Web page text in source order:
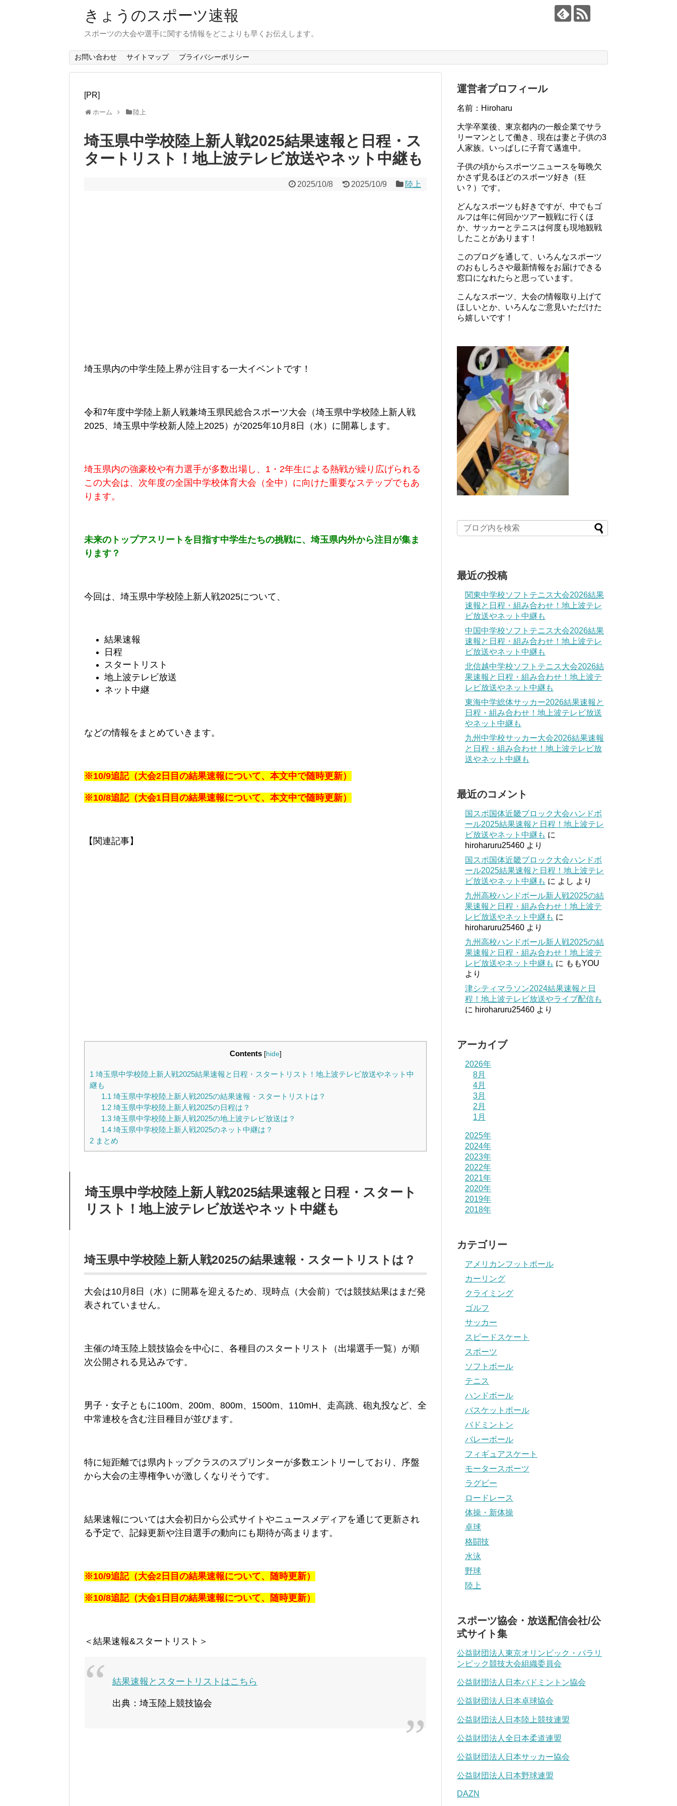
きょうのスポーツ速報
スポーツの大会や選手に関する情報をどこよりも早くお伝えします。
お問い合わせ サイトマップ プライバシーポリシー
[PR]
ホーム 陸上
埼玉県中学校陸上新人戦2025結果速報と日程・ス
タートリスト！地上波テレビ放送やネット中継も
2025/10/8 2025/10/9 陸上
埼玉県内の中学生陸上界が注目する一大イベントです！
令和7年度中学陸上新人戦兼埼玉県民総合スポーツ大会（埼玉県中学校陸上新人戦
2025、埼玉県中学校新人陸上2025）が2025年10月8日（水）に開幕します。
埼玉県内の強豪校や有力選手が多数出場し、1・2年生による熱戦が繰り広げられる
この大会は、次年度の全国中学校体育大会（全中）に向けた重要なステップでもあ
ります。
未来のトップアスリートを目指す中学生たちの挑戦に、埼玉県内外から注目が集ま
ります？
今回は、 埼玉県中学校陸上新人戦2025について、
結果速報
日程
スタートリスト
地上波テレビ放送
ネット中継
などの情報をまとめていきます。
※10/9追記（大会2日目の結果速報について、本文中で随時更新）
※10/8追記（大会1日目の結果速報について、本文中で随時更新）
【関連記事】
Contents [hide]
1 埼玉県中学校陸上新人戦2025結果速報と日程・スタートリスト！地上波テレビ放送やネット中
継も
1.1 埼玉県中学校陸上新人戦2025の結果速報・スタートリストは？
1.2埼玉県中学校陸上新人戦2025の日程は？
1.3埼玉県中学校陸上新人戦2025の地上波テレビ放送は？
1.4埼玉県中学校陸上新人戦2025のネット中継は？
2 まとめ
埼玉県中学校陸上新人戦2025結果速報と日程・スタート
リスト！地上波テレビ放送やネット中継も
埼玉県中学校陸上新人戦2025の結果速報・スタートリストは？
大会は10月8日（水）に開幕を迎えるため、現時点（大会前）では競技結果はまだ発
表されていません。
主催の埼玉陸上競技協会を中心に、各種目のスタートリスト（出場選手一覧）が順
次公開される見込みです。
男子・女子ともに100m、200m、800m、1500m、110mH、走高跳、砲丸投など、全
中常連校を含む注目種目が並びます。
特に短距離では県内トップクラスのスプリンターが多数エントリーしており、序盤
から大会の主導権争いが激しくなりそうです。
結果速報については大会初日から公式サイトやニュースメディアを通じて更新され
る予定で、記録更新や注目選手の動向にも期待が高まります。
※10/9追記（大会2日目の結果速報について、随時更新）
※10/8追記（大会1日目の結果速報について、随時更新）
＜結果速報&スタートリスト＞
結果速報とスタートリストはこちら
出典：埼玉陸上競技協会
運営者プロフィール
名前：Hiroharu
大学卒業後、東京都内の一般企業でサラ
リーマンとして働き、現在は妻と子供の3
人家族。いっぱしに子育て邁進中。
子供の頃からスポーツニュースを毎晩欠
かさず見るほどのスポーツ好き（狂
い？）です。
どんなスポーツも好きですが、中でもゴ
ルフは年に何回かツアー観戦に行くほ
か、サッカーとテニスは何度も現地観戦
したことがあります！
このブログを通して、いろんなスポーツ
のおもしろさや最新情報をお届けできる
窓口になれたらと思っています。
こんなスポーツ、大会の情報取り上げて
ほしいとか、いろんなご意見いただけた
ら嬉しいです！
最近の投稿
関東中学校ソフトテニス大会2026結果
速報と日程・組み合わせ！地上波テレ
ビ放送やネット中継も
中国中学校ソフトテニス大会2026結果
速報と日程・組み合わせ！地上波テレ
ビ放送やネット中継も
北信越中学校ソフトテニス大会2026結
果速報と日程・組み合わせ！地上波テ
レビ放送やネット中継も
東海中学総体サッカー2026結果速報と
日程・組み合わせ！地上波テレビ放送
やネット中継も
九州中学校サッカー大会2026結果速報
と日程・組み合わせ！地上波テレビ放
送やネット中継も
最近のコメント
国スポ国体近畿ブロック大会ハンドボ
ール2025結果速報と日程！地上波テレ
ビ放送やネット中継も に
hiroharuru25460 より
国スポ国体近畿ブロック大会ハンドボ
ール2025結果速報と日程！地上波テレ
ビ放送やネット中継も に よし より
九州高校ハンドボール新人戦2025の結
果速報と日程・組み合わせ！地上波テ
レビ放送やネット中継も に
hiroharuru25460 より
九州高校ハンドボール新人戦2025の結
果速報と日程・組み合わせ！地上波テ
レビ放送やネット中継も に ももYOU
より
津シティマラソン2024結果速報と日
程！地上波テレビ放送やライブ配信も
に hiroharuru25460 より
アーカイブ
2026年
8月
4月
3月
2月
1月
2025年
2024年
2023年
2022年
2021年
2020年
2019年
2018年
カテゴリー
アメリカンフットボール
カーリング
クライミング
ゴルフ
サッカー
スピードスケート
スポーツ
ソフトボール
テニス
ハンドボール
バスケットボール
バドミントン
バレーボール
フィギュアスケート
モータースポーツ
ラグビー
ロードレース
体操・新体操
卓球
格闘技
水泳
野球
陸上
スポーツ協会・放送配信会社/公
式サイト集
公益財団法人東京オリンピック・パラリ
ンピック競技大会組織委員会
公益財団法人日本バドミントン協会
公益財団法人日本卓球協会
公益財団法人日本陸上競技連盟
公益財団法人全日本柔道連盟
公益財団法人日本サッカー協会
公益財団法人日本野球連盟
DAZN